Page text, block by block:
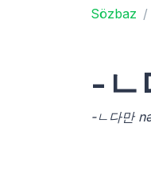
Sözbaz
-ㄴ
-ㄴ다만